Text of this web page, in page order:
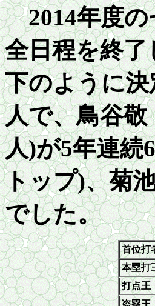
2014年度
全日程を終
下のように
人で、鳥谷敬
人)が5年連続
トップ)、菊
でした。
首位打
本塁打
打点王
盗塁王